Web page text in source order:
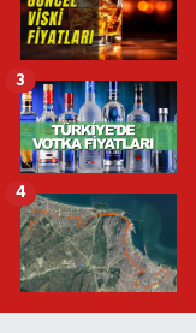
3
4